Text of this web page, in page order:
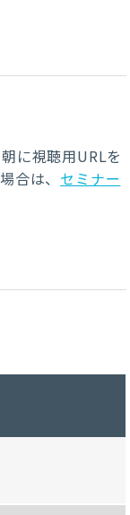
に視聴用URLを
合は、 セミナー